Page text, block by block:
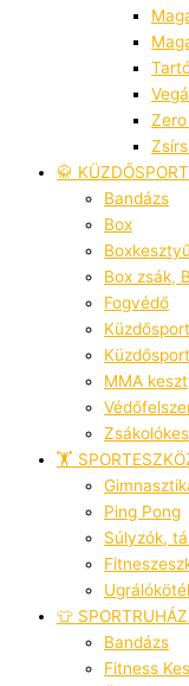
🥋 KÜZDŐSPORT
Bandázs
Box
Box zsák,
Fogvédő
MMA
🏋️
Ping Pong
Súlyzók,
Ugrálókötél
👕
Bandázs
Fitness